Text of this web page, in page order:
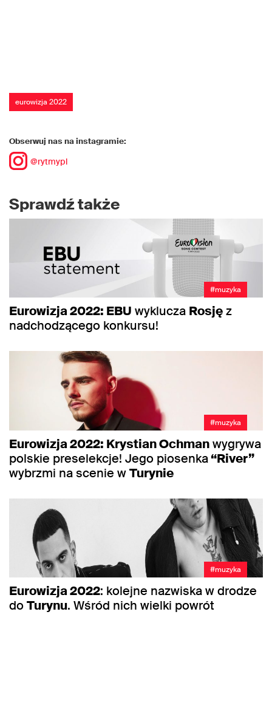
eurowizja 2022
Obserwuj nas na instagramie:
@rytmypl
Sprawdź także
#muzyka
Eurowizja 2022: EBU wyklucza Rosjęz
nadchodzącego konkursu!
#muzyka
Eurowizja 2022: Krystian Ochmanwygrywa
polskie preselekcje! Jego piosenka“River”
wybrzmi na scenie wTurynie
#muzyka
Eurowizja 2022: kolejne nazwiska w drodze
doTurynu. Wśród nich wielki powrót